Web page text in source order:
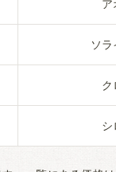
ア
ソラ
ク
シ